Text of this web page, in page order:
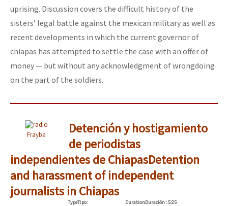
uprising. Discussion covers the difficult history of the
sisters’ legal battle against the mexican military as well as
recent developments in which the current governor of
chiapas has attempted to settle the case with an offer of
money — but without any acknowledgment of wrongdoing
on the part of the soldiers.
Frayba
Detención y hostigamiento
de periodistas
independientes de ChiapasDetention
and harassment of independent
journalists in Chiapas
TypeTipo:
DurationDuración: 5:25